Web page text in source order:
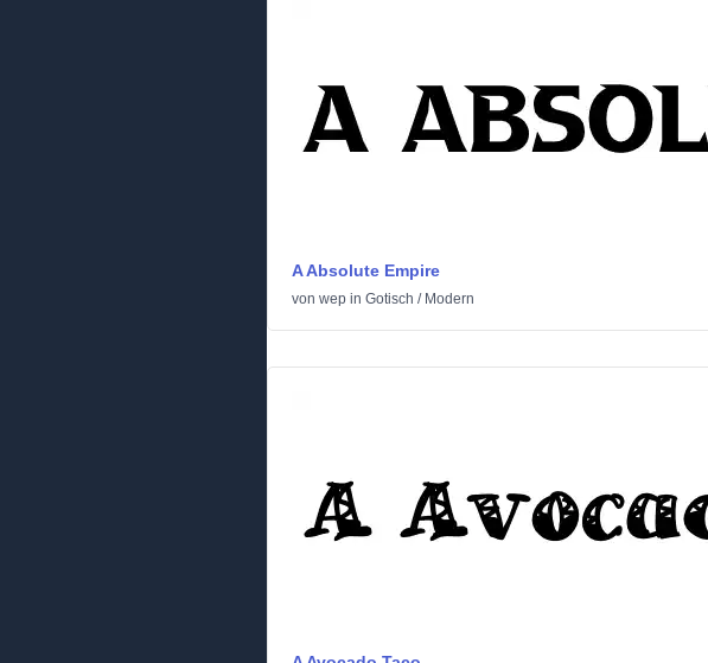
A Absolute Empire
von wep in Gotisch / Modern